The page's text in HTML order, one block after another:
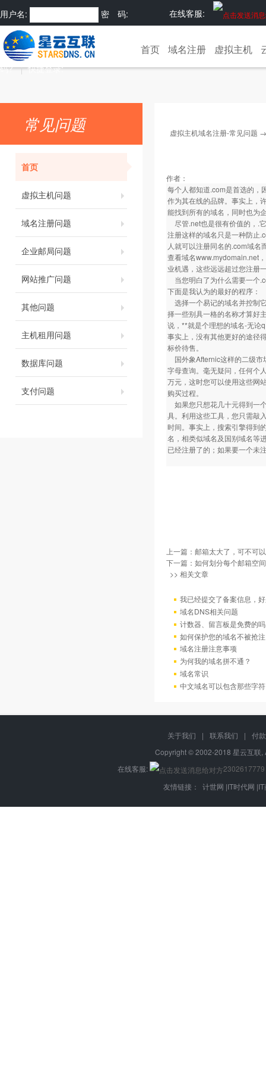
在线客服:
用户名: 密 码:
码? 快捷登录:
首页 域名注册 虚拟主机
常见问题
首页
虚拟主机问题
域名注册问题
企业邮局问题
网站推广问题
其他问题
主机租用问题
数据库问题
支付问题
虚拟主机域名注册-常见问题
作者：
每个人都知道.com是首选的，
作为其在线的品牌。事实上，
能找到所有的域名，同时也为
尽管.net也是很有价值的，.
注册这样的域名只是一种防止
人就可以注册同名的.com域
查看域名www.mydomain.net
业机遇，这些远远超过您注册
当您明白了为什么需要一个
下面是我认为的最好的程序：
选择一个易记的域名并控制
择一些别具一格的名称才算好
说，**就是个理想的域名-无论
事实上，没有其他更好的途径
标价待售。
国外象Afternic这样的二级市
字母查询。毫无疑问，任何个
万元，这时您可以使用这些网
购买过程。
如果您只想花几十元得到一
具。利用这些工具，您只需敲
时间。事实上，搜索引擎得到
名，相类似域名及国别域名等
已经注册了的；如果要一个未
上一篇： 邮箱太大了，可不可
下一篇： 如何划分每个邮箱空
>> 相关文章
我已经提交了备案信息，
域名DNS相关问题
计数器、留言板是免费的
如何保护您的域名不被抢注
域名注册注意事项
为何我的域名拼不通？
域名常识
中文域名可以包含那些字
关于我们 | 联系我们 |
付
Copyright © 2002-2018 星云互
在线客服:
2302617779
友情链接： 计世网 |IT时代网 |